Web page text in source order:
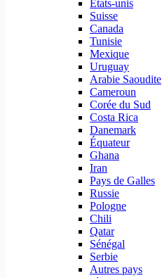
États-unis
Suisse
Canada
Tunisie
Mexique
Uruguay
Arabie Saoudite
Cameroun
Corée du Sud
Costa Rica
Danemark
Équateur
Ghana
Iran
Pays de Galles
Russie
Pologne
Chili
Qatar
Sénégal
Serbie
Autres pays